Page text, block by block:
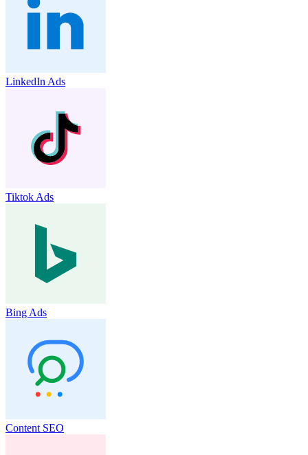
LinkedIn Ads
Tiktok Ads
Bing Ads
Content SEO